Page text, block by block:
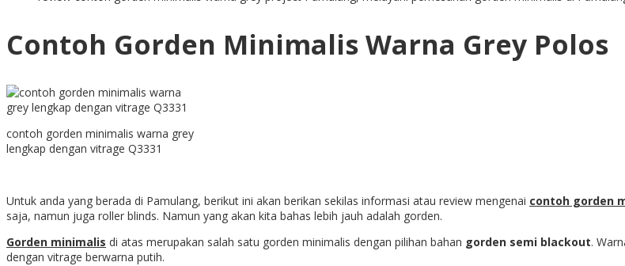
Contoh Gorden Minimalis Warna Grey Polos
contoh gorden minimalis warna grey
lengkap dengan vitrage Q3331
Untuk anda yang berada di Pamulang, berikut ini akan berikan sekilas informasi atau review mengenai contoh gorden
saja, namun juga roller blinds. Namun yang akan kita bahas lebih jauh adalah gorden.
Gorden minimalis di atas merupakan salah satu gorden minimalis dengan pilihan bahan gorden semi blackout.
dengan vitrage berwarna putih.